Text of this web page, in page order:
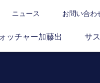
ニュース お問い合わ
ッチャー加藤出 サ